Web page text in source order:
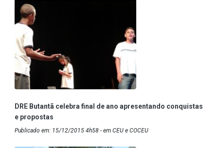
DRE Butantã celebra final de ano apresentando conquistas
e propostas
Publicado em: 15/12/2015 4h58 - em CEU e COCEU